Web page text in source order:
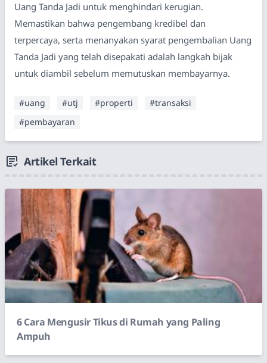
Uang Tanda Jadi untuk menghindari kerugian.
Memastikan bahwa pengembang kredibel dan
terpercaya, serta menanyakan syarat pengembalian Uang
Tanda Jadi yang telah disepakati adalah langkah bijak
untuk diambil sebelum memutuskan membayarnya.
#uang #utj #properti
#transaksi
#pembayaran
Artikel Terkait
6 Cara Mengusir Tikus di Rumah yang Paling
Ampuh